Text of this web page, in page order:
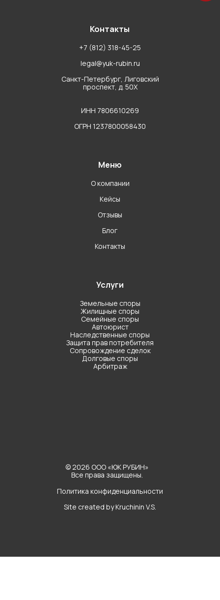
© 2026 ООО «ЮК РУБИН»
Все права защищены.
Site created by Kruchinin V.S.
Политика конфиденциальности
ОГРН 1237800058430
ИНН 7806610269
Контакты
+7 (812) 318-45-25
legal@yuk-rubin.ru
Санкт-Петербург, Лиговский
проспект, д. 50Х
Меню
О компании
Кейсы
Отзывы
Блог
Контакты
Земельные споры
Жилищные споры
Семейные споры
Автоюрист
Наследственные споры
Защита прав потребителя
Сопровождение сделок
Долговые споры
Арбитраж
Услуги